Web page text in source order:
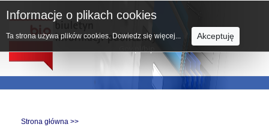
Strona główna >>
Informacje o plikach cookies
Ta strona używa plików cookies. Dowiedz się więcej... Akceptuję